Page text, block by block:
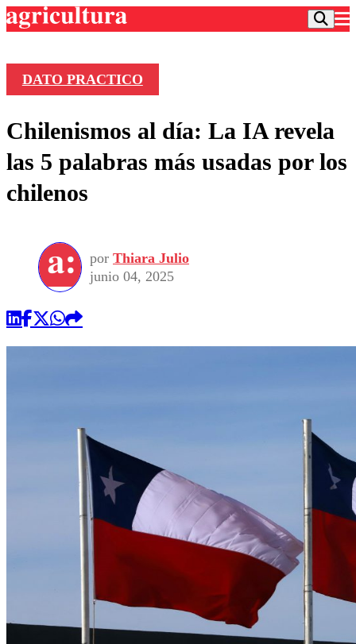
Frecuencias
Agricultura TV
Deportes
Seleccion Chilena
Torneo Internacional
Universidad de Chile
Economía
Internacional
Sustentabilidad
Publicaciones en medios
Opinión
DATO PRACTICO
Chilenismos al día: La IA revela
las 5 palabras más usadas por los
chilenos
por Thiara Julio
junio 04, 2025